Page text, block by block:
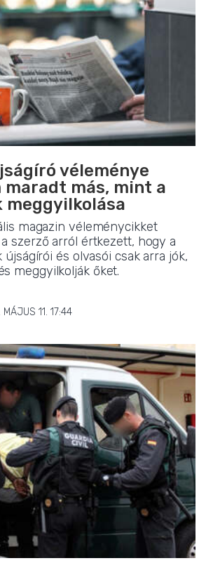
véleménye
más, mint a
meggyilkolása
magazin véleménycikket
szerző arról értkezett, hogy a
újságírói és olvasói csak arra jók,
meggyilkolják őket.
11. 17:44